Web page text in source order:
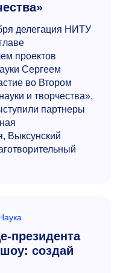
делегация НИТУ
проектов
Сергеем
во Втором
и творчества»,
партнеры
Выксунский
президента
создай